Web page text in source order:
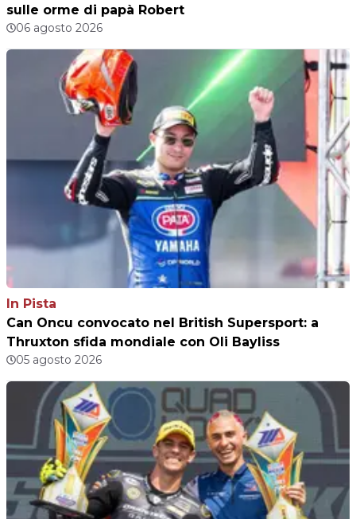
sulle orme di papà Robert
06 agosto 2026
In Pista
Can Oncu convocato nel British Supersport: a
Thruxton sfida mondiale con Oli Bayliss
05 agosto 2026